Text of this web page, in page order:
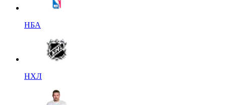
НБА
НХЛ